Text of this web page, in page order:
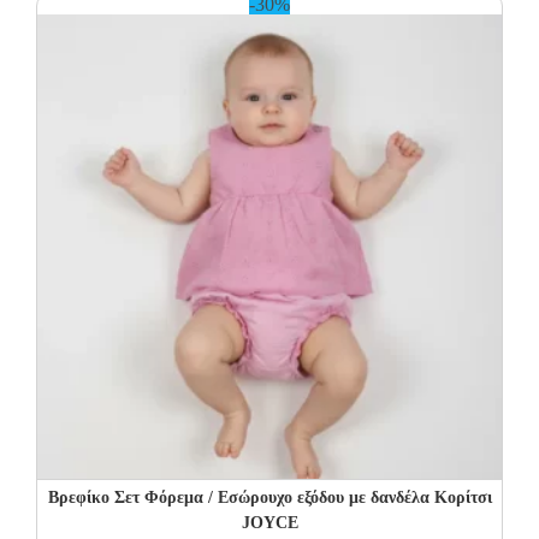
Βρεφίκο Σετ Φόρεμα / Εσώρουχο εξόδου με δανδέλα Κορίτσι
JOYCE